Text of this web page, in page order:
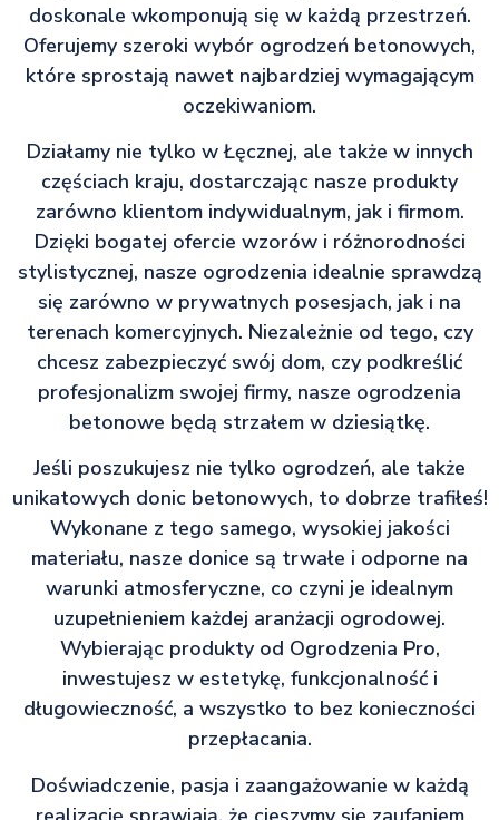
doskonale wkomponują się w każdą przestrzeń.
Oferujemy szeroki wybór ogrodzeń betonowych,
które sprostają nawet najbardziej wymagającym
oczekiwaniom.
Działamy nie tylko w Łęcznej, ale także w innych
częściach kraju, dostarczając nasze produkty
zarówno klientom indywidualnym, jak i firmom.
Dzięki bogatej ofercie wzorów i różnorodności
stylistycznej, nasze ogrodzenia idealnie sprawdzą
się zarówno w prywatnych posesjach, jak i na
terenach komercyjnych. Niezależnie od tego, czy
chcesz zabezpieczyć swój dom, czy podkreślić
profesjonalizm swojej firmy, nasze ogrodzenia
betonowe będą strzałem w dziesiątkę.
Jeśli poszukujesz nie tylko ogrodzeń, ale także
unikatowych donic betonowych, to dobrze trafiłeś!
Wykonane z tego samego, wysokiej jakości
materiału, nasze donice są trwałe i odporne na
warunki atmosferyczne, co czyni je idealnym
uzupełnieniem każdej aranżacji ogrodowej.
Wybierając produkty od Ogrodzenia Pro,
inwestujesz w estetykę, funkcjonalność i
długowieczność, a wszystko to bez konieczności
przepłacania.
Doświadczenie, pasja i zaangażowanie w każdą